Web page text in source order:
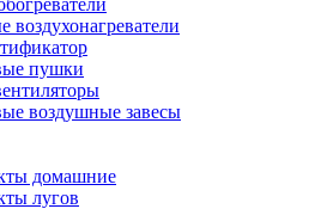
воздухонагреватели
пушки
воздушные завесы
домашние
лугов